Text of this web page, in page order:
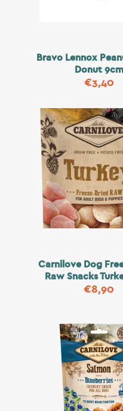
Bravo Lennox
Donut 9cm
€3,40
Carnilove Dog
Raw Snacks
€8,90